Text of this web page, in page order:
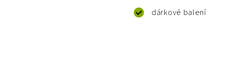
dárkové balení